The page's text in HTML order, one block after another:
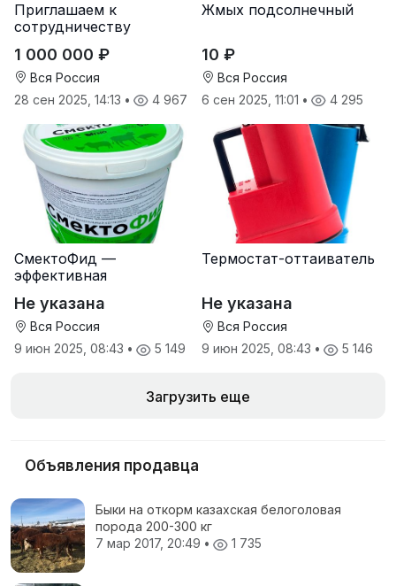
Приглашаем к
сотрудничеству
1 000 000 ₽
Вся Россия
28 сен 2025, 14:13 • 4 967
Жмых подсолнечный
10 ₽
Вся Россия
6 сен 2025, 11:01 • 4 295
СмектоФид —
эффективная
антидиарейная
кормовая добавка для
телят
Не указана
Вся Россия
9 июн 2025, 08:43 • 5 149
Термостат-оттаиватель
Не указана
Вся Россия
9 июн 2025, 08:43 • 5 146
Загрузить еще
Объявления продавца
Быки на откорм казахская белоголовая
порода 200-300 кг
7 мар 2017, 20:49 • 1 735